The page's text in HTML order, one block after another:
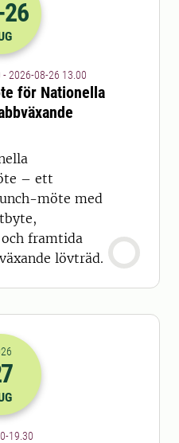
2026-25-08 09:30
- 2026-08-26 13.00
för Nationella
– ett
möte med
framtida
lövträd.
2026-27-08 15:00
19.30